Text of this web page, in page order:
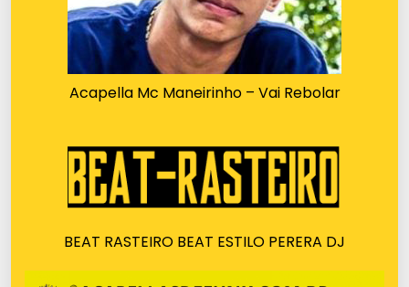
Acapella Mc Maneirinho – Vai Rebolar
BEAT RASTEIRO BEAT ESTILO PERERA DJ